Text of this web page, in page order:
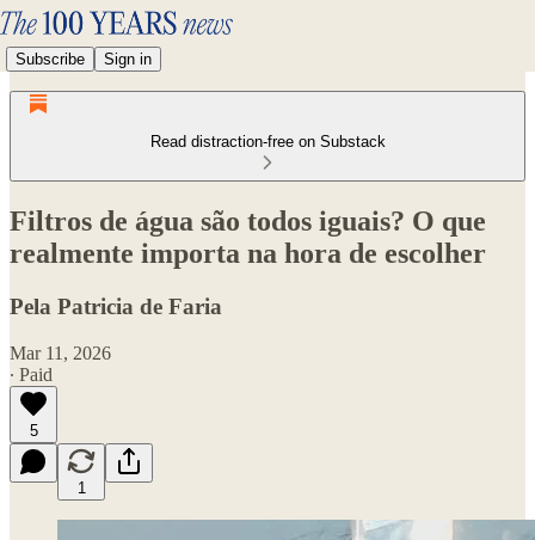
Subscribe Sign in
Read distraction-free on Substack
Filtros de água são todos iguais? O que
realmente importa na hora de escolher
Pela Patricia de Faria
Mar 11, 2026
∙ Paid
5
1